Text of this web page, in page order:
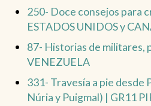
250- Doce consejos para
ESTADOS UNIDOS y
87- Historias de militares,
VENEZUELA
331- Travesía a pie desde
Núria y Puigmal) | GR11